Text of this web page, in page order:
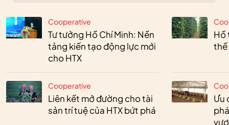
Cooperative
Tư tưởng Hồ Chí Minh: Nền
tảng kiến tạo động lực mới
cho HTX
Cooperative
Liên kết mở đường cho tài
sản trí tuệ của HTX bứt phá
Hồ
thế
Ưu